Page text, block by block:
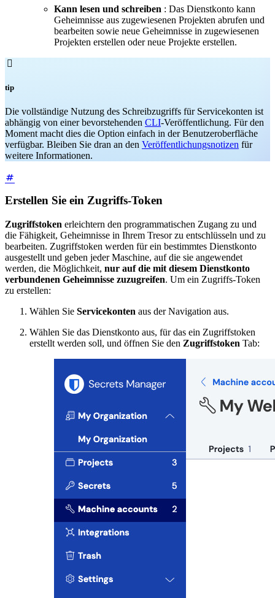
Kann lesen und schreiben : Das Dienstkonto kann
Geheimnisse aus zugewiesenen Projekten abrufen und
bearbeiten sowie neue Geheimnisse in zugewiesenen
Projekten erstellen oder neue Projekte erstellen.

tip
Die vollständige Nutzung des Schreibzugriffs für Servicekonten ist
abhängig von einer bevorstehenden CLI-Veröffentlichung. Für den
Moment macht dies die Option einfach in der Benutzeroberfläche
verfügbar. Bleiben Sie dran an den Veröffentlichungsnotizen für
weitere Informationen.
Erstellen Sie ein Zugriffs-Token
Zugriffstoken erleichtern den programmatischen Zugang zu und
die Fähigkeit, Geheimnisse in Ihrem Tresor zu entschlüsseln und zu
bearbeiten. Zugriffstoken werden für ein bestimmtes Dienstkonto
ausgestellt und geben jeder Maschine, auf die sie angewendet
werden, die Möglichkeit, nur auf die mit diesem Dienstkonto
verbundenen Geheimnisse zuzugreifen. Um ein Zugriffs-Token
zu erstellen:
Wählen Sie Servicekonten aus der Navigation aus.
Wählen Sie das Dienstkonto aus, für das ein Zugriffstoken
erstellt werden soll, und öffnen Sie den Zugriffstoken Tab: